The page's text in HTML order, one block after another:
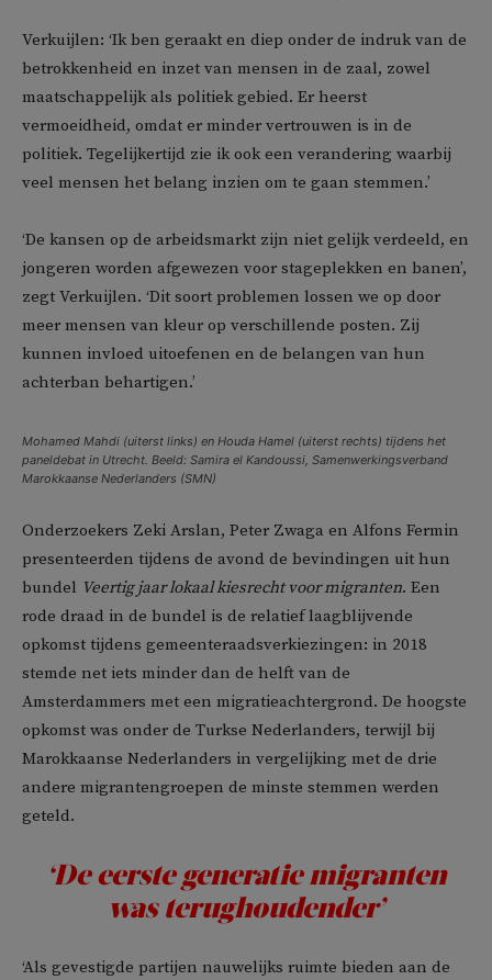
Verkuijlen: ‘Ik ben geraakt en diep onder de indruk van de
betrokkenheid en inzet van mensen in de zaal, zowel
maatschappelijk als politiek gebied. Er heerst
vermoeidheid, omdat er minder vertrouwen is in de
politiek. Tegelijkertijd zie ik ook een verandering waarbij
veel mensen het belang inzien om te gaan stemmen.’
‘De kansen op de arbeidsmarkt zijn niet gelijk verdeeld, en
jongeren worden afgewezen voor stageplekken en banen’,
zegt Verkuijlen. ‘Dit soort problemen lossen we op door
meer mensen van kleur op verschillende posten. Zij
kunnen invloed uitoefenen en de belangen van hun
achterban behartigen.’
Mohamed Mahdi (uiterst links) en Houda Hamel (uiterst rechts) tijdens het
paneldebat in Utrecht. Beeld: Samira el Kandoussi, Samenwerkingsverband
Marokkaanse Nederlanders (SMN)
Onderzoekers Zeki Arslan, Peter Zwaga en Alfons Fermin
presenteerden tijdens de avond de bevindingen uit hun
bundel Veertig jaar lokaal kiesrecht voor migranten. Een
rode draad in de bundel is de relatief laagblijvende
opkomst tijdens gemeenteraadsverkiezingen: in 2018
stemde net iets minder dan de helft van de
Amsterdammers met een migratieachtergrond. De hoogste
opkomst was onder de Turkse Nederlanders, terwijl bij
Marokkaanse Nederlanders in vergelijking met de drie
andere migrantengroepen de minste stemmen werden
geteld.
‘De eerste generatie migranten
was terughoudender’
‘Als gevestigde partijen nauwelijks ruimte bieden aan de